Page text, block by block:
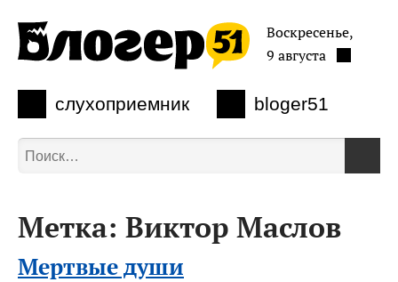
слухоприемник bloger51
Воскресенье,
9 августа
Метка: Виктор Маслов
Мертвые души